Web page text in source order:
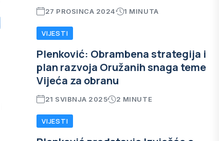
27 PROSINCA 2024 1 MINUTA
VIJESTI
Plenković: Obrambena strategija i
plan razvoja Oružanih snaga teme
Vijeća za obranu
21 SVIBNJA 2025 2 MINUTE
VIJESTI